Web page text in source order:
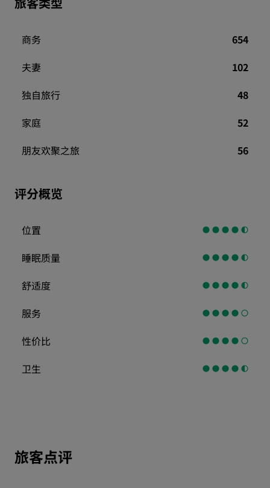
商务
654
夫妻
102
独自旅行
48
家庭
52
朋友欢聚之旅
56
评分概览
位置
睡眠质量
舒适度
服务
性价比
卫生
旅客点评